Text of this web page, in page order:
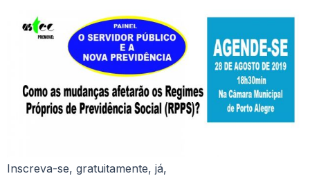
Inscreva-se, gratuitamente, já,